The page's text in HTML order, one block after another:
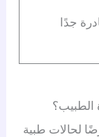
جدًا
لحالات طبية